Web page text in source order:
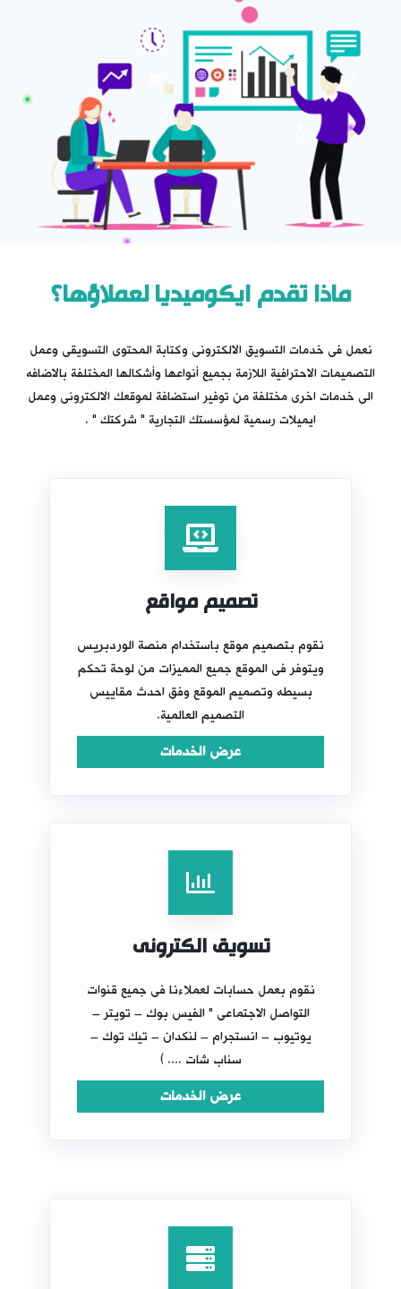
ماذا تقدم ايكوميديا لعملاؤها؟
نعمل فى خدمات التسويق الالكترونى وكتابة المحتوى التسويقى وعمل
التصميمات الاحترافية اللازمة بجميع أنواعها وأشكالها المختلفة بالاضافه
الى خدمات اخرى مختلفة من توفير استضافة لموقعك الالكترونى وعمل
ايميلات رسمية لمؤسستك التجارية " شركتك " .
تصميم مواقع
نقوم بتصميم موقع باستخدام منصة الوردبريس
ويتوفر فى الموقع جميع المميزات من لوحة تحكم
بسيطه وتصميم الموقع وفق احدث مقاييس
التصميم العالمية.
عرض الخدمات
تسويق الكترونى
نقوم بعمل حسابات لعملاءنا فى جميع قنوات
التواصل الاجتماعى " الفيس بوك – تويتر –
يوتيوب – انستجرام – لنكدان – تيك توك –
سناب شات .... )
عرض الخدمات